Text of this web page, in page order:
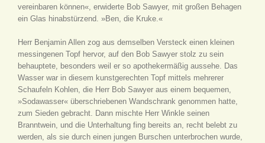
vereinbaren können«, erwiderte Bob Sawyer, mit großen Behagen
ein Glas hinabstürzend. »Ben, die Kruke.«
Herr Benjamin Allen zog aus demselben Versteck einen kleinen
messingenen Topf hervor, auf den Bob Sawyer stolz zu sein
behauptete, besonders weil er so apothekermäßig aussehe. Das
Wasser war in diesem kunstgerechten Topf mittels mehrerer
Schaufeln Kohlen, die Herr Bob Sawyer aus einem bequemen,
»Sodawasser« überschriebenen Wandschrank genommen hatte,
zum Sieden gebracht. Dann mischte Herr Winkle seinen
Branntwein, und die Unterhaltung fing bereits an, recht belebt zu
werden, als sie durch einen jungen Burschen unterbrochen wurde,